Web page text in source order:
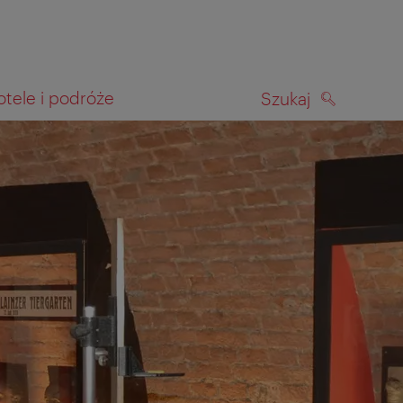
i podróże Szukaj
SZUKAJ